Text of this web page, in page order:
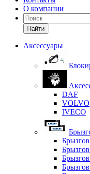
О компании
Найти
Аксессуары
DAF
VOLVO
IVECO